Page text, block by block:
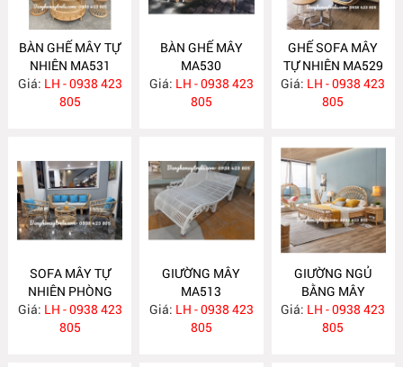
BÀN GHẾ MÂY TỰ
NHIÊN MA531
Giá: LH - 0938 423
805
BÀN GHẾ MÂY
MA530
Giá: LH - 0938 423
805
GHẾ SOFA MÂY
TỰ NHIÊN MA529
Giá: LH - 0938 423
805
SOFA MÂY TỰ
NHIÊN PHÒNG
KHÁCH KIỂU HIỆN
ĐẠI MA523
Giá: LH - 0938 423
805
GIƯỜNG MÂY
MA513
Giá: LH - 0938 423
805
GIƯỜNG NGỦ
BẰNG MÂY
MA512
Giá: LH - 0938 423
805